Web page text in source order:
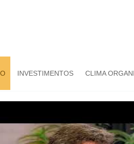
INVESTIMENTOS CLIMA